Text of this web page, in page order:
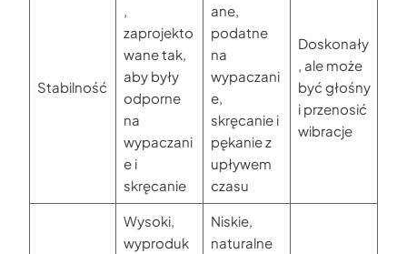
Stabilność
,
zaprojekto
wane tak,
aby były
odporne
na
wypaczani
e i
skręcanie
ane,
podatne
na
wypaczani
e,
skręcanie i
pękanie z
upływem
czasu
Doskonały
, ale może
być głośny
i przenosić
wibracje
Wysoki,
wyproduk
Niskie,
naturalne